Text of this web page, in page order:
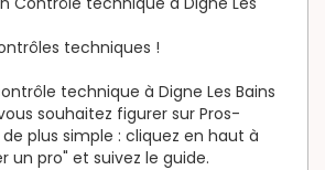
techniques !
technique à Digne Les Bains
souhaitez figurer sur Pros-
plus simple : cliquez en haut à
un pro" et suivez le guide.